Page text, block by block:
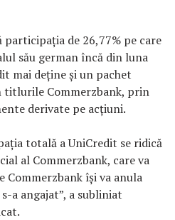
participaţia de 26,77% pe care
său german încă din luna
mai deţine şi un pachet
titlurile Commerzbank, prin
derivate pe acţiuni.
totală a UniCredit se ridică
al Commerzbank, care va
Commerzbank îşi va anula
a angajat”, a subliniat